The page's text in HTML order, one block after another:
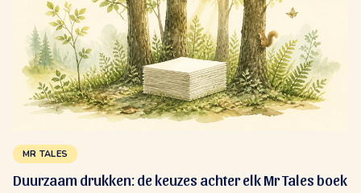
MR TALES
Duurzaam drukken: de keuzes achter elk Mr Tales boek